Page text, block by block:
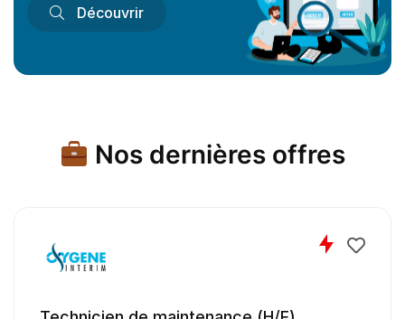
Découvrir
Nos dernières offres